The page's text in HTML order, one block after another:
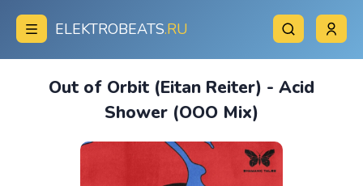
ELEKTROBEATS.RU
Out of Orbit (Eitan Reiter) - Acid
Shower (OOO Mix)